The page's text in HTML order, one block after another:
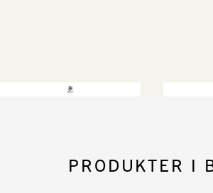
PRODUKTER I